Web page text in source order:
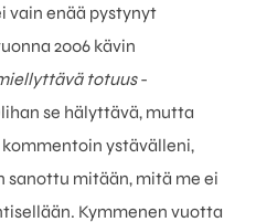
vain enää pystynyt
2006 kävin
totuus-
se hälyttävä, mutta
ystävälleni,
sanottu mitään, mitä me ei
Kymmenen vuotta